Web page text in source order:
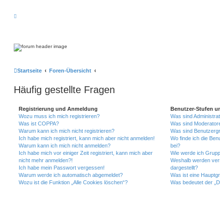
Startseite Foren-Übersicht
Häufig gestellte Fragen
Registrierung und Anmeldung
Wozu muss ich mich registrieren?
Was ist COPPA?
Warum kann ich mich nicht registrieren?
Ich habe mich registriert, kann mich aber nicht anmelden!
Warum kann ich mich nicht anmelden?
Ich habe mich vor einiger Zeit registriert, kann mich aber
nicht mehr anmelden?!
Ich habe mein Passwort vergessen!
Warum werde ich automatisch abgemeldet?
Wozu ist die Funktion „Alle Cookies löschen“?
Benutzer-Stufen
Was sind
Was sind
Was sind
Wo finde ich die
bei?
Wie werde ich
Weshalb werden
dargestellt?
Was ist eine
Was bedeutet der